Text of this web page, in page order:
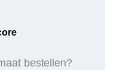
bestellen?